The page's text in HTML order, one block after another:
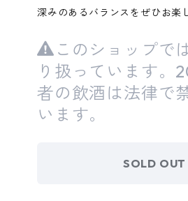
深みのあるバランスをぜひお楽
このショップで
り扱っています。
者の飲酒は法律で
います。
SOLD OUT